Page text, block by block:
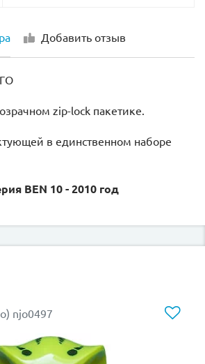
Добавить отзыв
zip-lock пакетике.
в единственном наборе
BEN 10 - 2010 год
njo0497